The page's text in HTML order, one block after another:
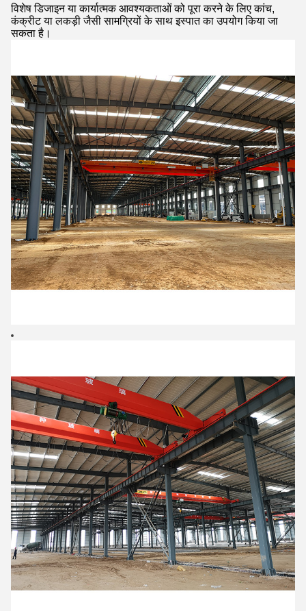
विशेष डिजाइन या कार्यात्मक आवश्यकताओं को पूरा करने के लिए कांच,
कंक्रीट या लकड़ी जैसी सामग्रियों के साथ इस्पात का उपयोग किया जा
सकता है।